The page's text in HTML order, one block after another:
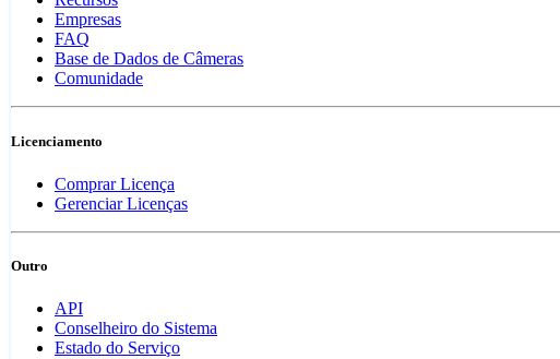
Empresas
FAQ
Base de Dados de Câmeras
Comunidade
Licenciamento
Comprar Licença
Gerenciar Licenças
Outro
API
Conselheiro do Sistema
Estado do Serviço